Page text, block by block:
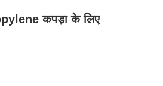
कपड़ा के लिए